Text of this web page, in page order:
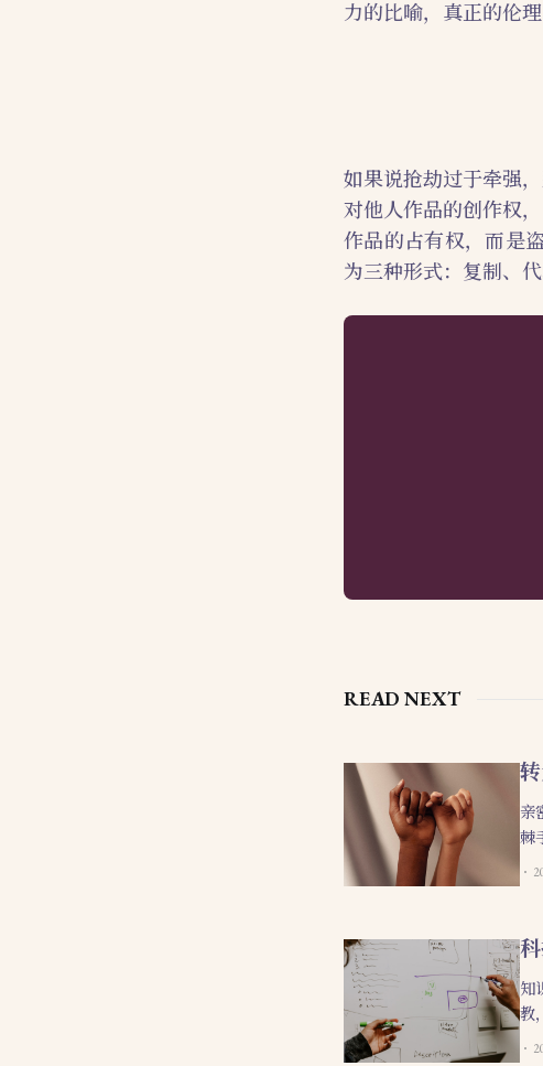
力的比喻，真正的伦
如果说抢劫过于牵强
对他人作品的创作权
作品的占有权，而是
为三种形式：复制、代
READ NEXT
亲
棘
知
教